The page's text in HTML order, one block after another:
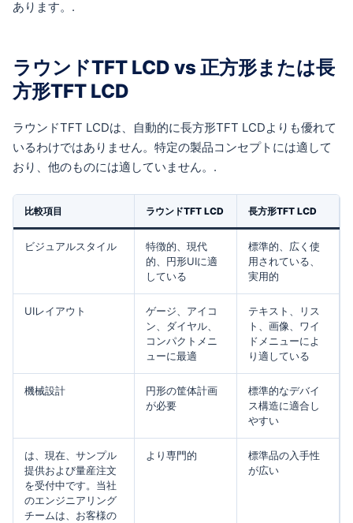
あります。.
ラウンドTFT LCD vs 正方形または長
方形TFT LCD
ラウンドTFT LCDは、自動的に長方形TFT LCDよりも優れて
いるわけではありません。特定の製品コンセプトには適して
おり、他のものには適していません。.
比較項目 ラウンドTFT LCD 長方形TFT LCD
ビジュアルスタイル
特徴的、現代
的、円形UIに適
している
標準的、広く使
用されている、
実用的
UIレイアウト
ゲージ、アイコ
ン、ダイヤル、
コンパクトメニ
ューに最適
テキスト、リス
ト、画像、ワイ
ドメニューによ
り適している
機械設計
円形の筐体計画
が必要
標準的なデバイ
ス構造に適合し
やすい
は、現在、サンプル
提供および量産注文
を受付中です。当社
のエンジニアリング
チームは、お客様の
より専門的
標準品の入手性
が広い